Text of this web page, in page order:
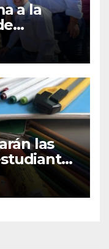
a la
meta de
las
2027